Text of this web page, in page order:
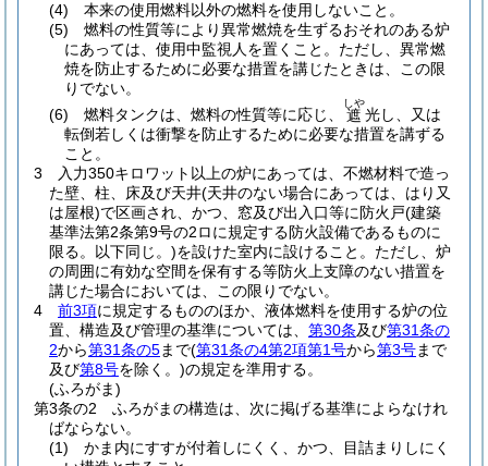
(4)
本来の使用燃料以外の燃料を使用しないこと。
(5)
燃料の性質等により異常燃焼を生ずるおそれのある炉
にあっては、使用中監視人を置くこと。 ただし、異常燃
焼を防止するために必要な措置を講じたときは、この限
りでない。
(6)
燃料タンクは、燃料の性質等に応じ、 遮
しや
光し、又は
転倒若しくは衝撃を防止するために必要な措置を講ずる
こと。
3
入力350キロワット以上の炉にあっては、不燃材料で造っ
た壁、柱、床及び天井(天井のない場合にあっては、はり又
は屋根)で区画され、かつ、窓及び出入口等に防火戸(建築
基準法第2条第9号の2ロに規定する防火設備であるものに
限る。以下同じ。)を設けた室内に設けること。 ただし、炉
の周囲に有効な空間を保有する等防火上支障のない措置を
講じた場合においては、この限りでない。
4
前3項に規定するもののほか、液体燃料を使用する炉の位
置、構造及び管理の基準については、 第30条及び第31条の
2から第31条の5まで(第31条の4第2項第1号から第3号まで
及び第8号を除く。)の規定を準用する。
(ふろがま)
第3条の2
ふろがまの構造は、次に掲げる基準によらなけれ
ばならない。
(1)
かま内にすすが付着しにくく、かつ、目詰まりしにく